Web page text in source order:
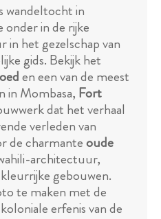
wandeltocht in
onder in de rijke
in het gezelschap van
gids. Bekijk het
en een van de meest
in Mombasa, Fort
dat het verhaal
verleden van
de charmanteoude
architectuur,
gebouwen.
te maken met de
erfenis van de